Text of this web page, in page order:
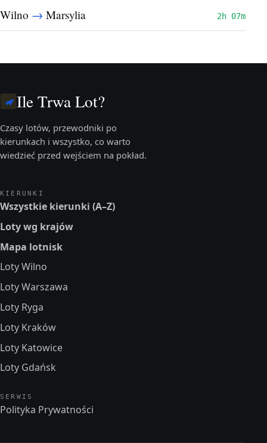
Wilno → Marsylia 2h 07m
Ile Trwa Lot?
Czasy lotów, przewodniki po
kierunkach i wszystko, co warto
wiedzieć przed wejściem na pokład.
KIERUNKI
Wszystkie kierunki (A–Z)
Loty wg krajów
Mapa lotnisk
Loty Wilno
Loty Warszawa
Loty Ryga
Loty Kraków
Loty Katowice
Loty Gdańsk
SERWIS
Polityka Prywatności